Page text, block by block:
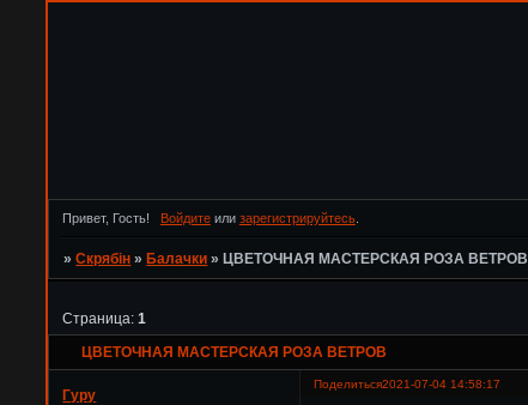
Привет, Гость! Войдитеили зарегистрируйтесь.
»Скрябін »Балачки »ЦВЕТОЧНАЯ МАСТЕРСКАЯ РОЗА ВЕТРОВ
ЦВЕТОЧНАЯ МАСТЕРСКАЯ РОЗА ВЕТРОВ
Страница:1
Поделиться2021-07-04 14:58:17
Гуру